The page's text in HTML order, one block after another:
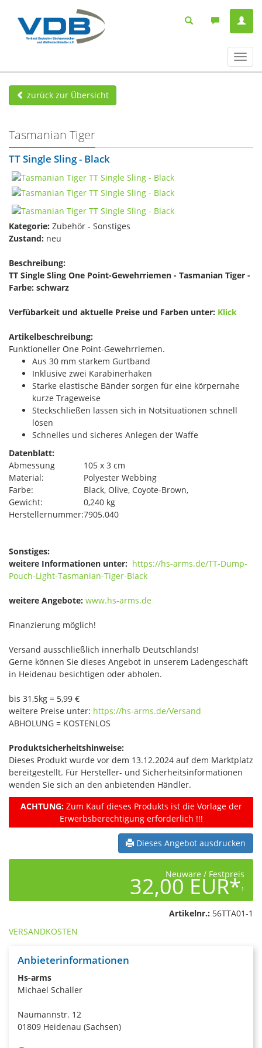
ein-/
zurück zur Übersicht
Tasmanian Tiger
TT Single Sling - Black
Kategorie: Zubehör - Sonstiges
Zustand: neu
Beschreibung:
TT Single Sling One Point-Gewehrriemen - Tasmanian Tiger -
Farbe: schwarz
Verfübarkeit und aktuelle Preise und Farben unter: Klick
Artikelbeschreibung:
Funktioneller One Point-Gewehrriemen.
Aus 30 mm starkem Gurtband
Inklusive zwei Karabinerhaken
Starke elastische Bänder sorgen für eine körpernahe
kurze Trageweise
Steckschließen lassen sich in Notsituationen schnell
lösen
Schnelles und sicheres Anlegen der Waffe
Datenblatt:
Abmessung
105 x 3 cm
Material:
Polyester Webbing
Farbe:
Black, Olive, Coyote-Brown,
Gewicht:
Herstellernummer:
0,240 kg
7905.040
Sonstiges:
weitere Informationen unter: https://hs-arms.de/TT-Dump-
Pouch-Light-Tasmanian-Tiger-Black
weitere Angebote: www.hs-arms.de
Finanzierung möglich!
Versand ausschließlich innerhalb Deutschlands!
Gerne können Sie dieses Angebot in unserem Ladengeschäft
in Heidenau besichtigen oder abholen.
bis 31,5kg = 5,99 €
weitere Preise unter: https://hs-arms.de/Versand
ABHOLUNG = KOSTENLOS
Produktsicherheitshinweise:
Dieses Produkt wurde vor dem 13.12.2024 auf dem Marktplatz
bereitgestellt. Für Hersteller- und Sicherheitsinformationen
wenden Sie sich an den anbietenden Händler.
ACHTUNG:Zum Kauf dieses Produkts ist die Vorlage der
Erwerbsberechtigung erforderlich !!!
Dieses Angebot ausdrucken
Neuware / Festpreis
32,00 EUR*1
Artikelnr.: 56TTA01-1
VERSANDKOSTEN
Anbieterinformationen
Hs-arms
Michael Schaller
Naumannstr. 12
01809 Heidenau (Sachsen)